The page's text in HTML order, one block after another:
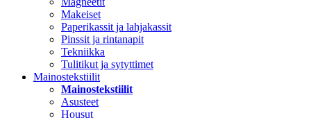
Makeiset
Paperikassit ja lahjakassit
Pinssit ja rintanapit
Tekniikka
Tulitikut ja sytyttimet
Mainostekstiilit
Mainostekstiilit
Asusteet
Housut